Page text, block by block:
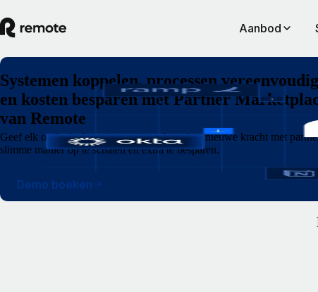
Aanbod
Systemen koppelen, processen
en kosten besparen met Partner
van Remote
Geef elk onderdeel van internationaal werken nieuwe kracht met
slimme manier op te schalen en extra te besparen.
Demo boeken